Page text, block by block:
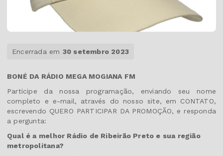
Encerrada em 30 setembro 2023
BONÉ DA RÁDIO MEGA MOGIANA FM
Participe da nossa programação, enviando seu nome
completo e e-mail, através do nosso site, em CONTATO,
escrevendo QUERO PARTICIPAR DA PROMOÇÃO, e responda
a pergunta:
Qual é a melhor Rádio de Ribeirão Preto e sua região
metropolitana?